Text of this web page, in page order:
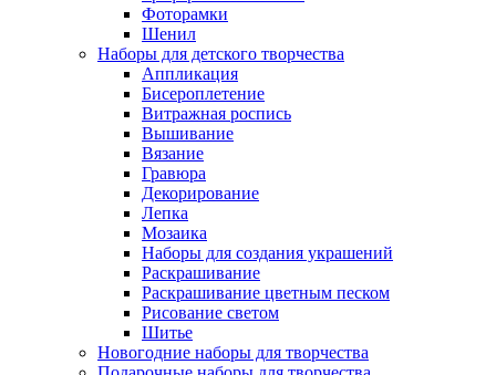
Фоторамки
Шенил
Наборы для детского творчества
Аппликация
Бисероплетение
Витражная роспись
Вышивание
Вязание
Гравюра
Декорирование
Лепка
Мозаика
Наборы для создания украшений
Раскрашивание
Раскрашивание цветным песком
Рисование светом
Шитье
Новогодние наборы для творчества